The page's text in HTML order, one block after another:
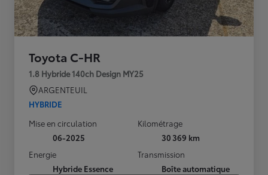
Toyota C-HR
1.8 Hybride 140ch Design MY25
ARGENTEUIL
HYBRIDE
Mise en circulation
06-2025
Kilométrage
30 369 km
Energie
Hybride Essence
Transmission
Boîte automatique